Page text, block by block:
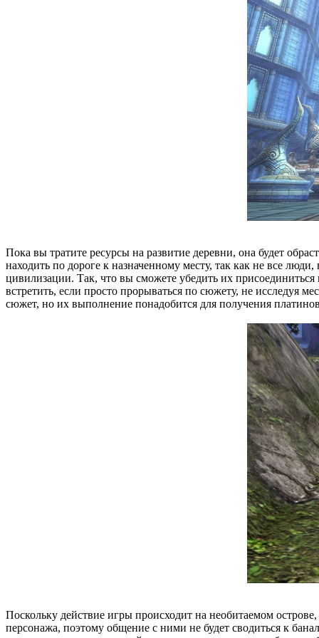
Пока вы тратите ресурсы на развитие деревни, она будет
находить по дороге к назначенному месту, так как не все
цивилизации. Так, что вы сможете убедить их
встретить, если просто прорываться по сюжету, не исследуя
сюжет, но их выполнение понадобится для получения
Поскольку действие игры происходит на необитаемом
персонажа, поэтому общение с ними не будет сводиться к